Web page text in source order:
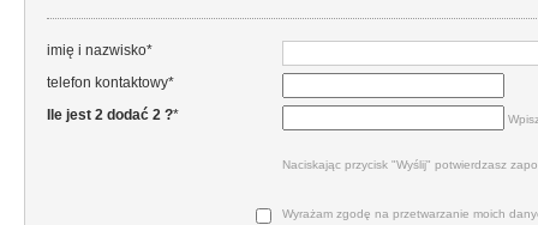
imię i nazwisko*
telefon kontaktowy*
Ile jest 2 dodać 2 ?*
Naciskając przycisk "Wyślij" potwierdzasz
Wyrażam zgodę na przetwarzanie moich